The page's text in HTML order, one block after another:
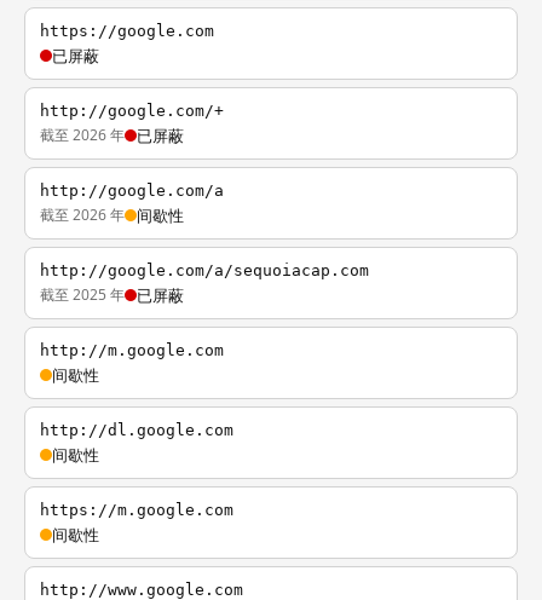
https://google.com
已屏蔽
http://google.com/+
截至 2026 年 已屏蔽
http://google.com/a
截至 2026 年 间歇性
http://google.com/a/sequoiacap.com
截至 2025 年 已屏蔽
http://m.google.com
间歇性
http://dl.google.com
间歇性
https://m.google.com
间歇性
http://www.google.com